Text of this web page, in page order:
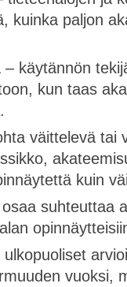
kuinka paljon
käytännön
kun taas
väittelevä tai
kuin
suhteuttaa
vuoksi,